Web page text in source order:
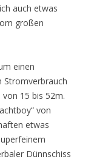
auch etwas
großen
einen
Stromverbrauch
15 bis 52m.
von
etwas
Dünnschiss